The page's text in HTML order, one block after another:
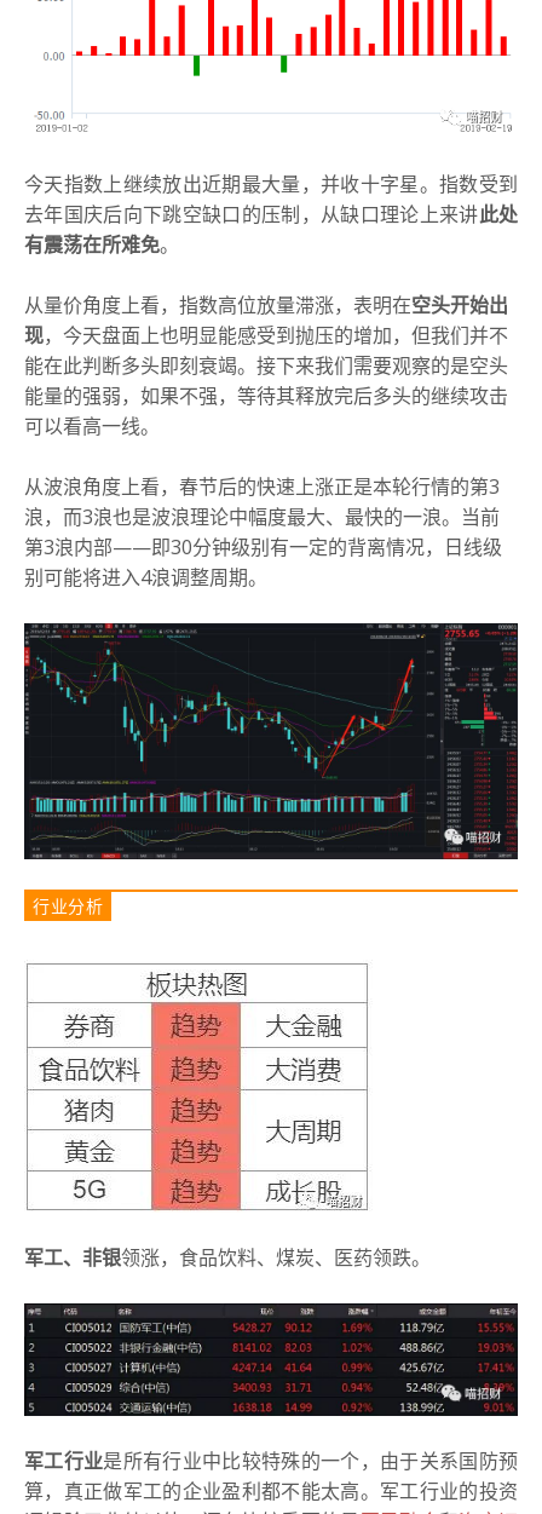
今天指数上继续放出近期最大量，并收十字星。指数受到
去年国庆后向下跳空缺口的压制，从缺口理论上来讲此处
有震荡在所难免。
从量价角度上看，指数高位放量滞涨，表明在空头开始出
现，今天盘面上也明显能感受到抛压的增加，但我们并不
能在此判断多头即刻衰竭。接下来我们需要观察的是空头
能量的强弱，如果不强，等待其释放完后多头的继续攻击
可以看高一线。
从波浪角度上看，春节后的快速上涨正是本轮行情的第3
浪，而3浪也是波浪理论中幅度最大、最快的一浪。当前
第3浪内部——即30分钟级别有一定的背离情况，日线级
别可能将进入4浪调整周期。
行业分析
军工、非银领涨，食品饮料、煤炭、医药领跌。
军工行业是所有行业中比较特殊的一个，由于关系国防预
算，真正做军工的企业盈利都不能太高。军工行业的投资